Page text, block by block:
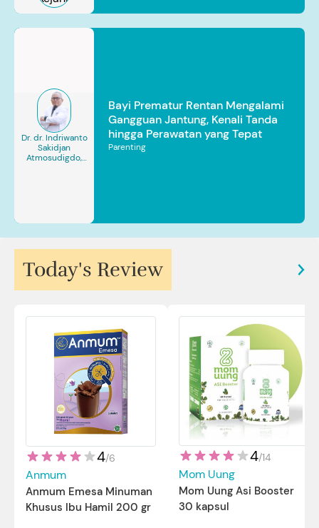
Dr. dr. Indriwanto
Sakidjan
Atmosudigdo,
Bayi Prematur Rentan Mengalami
Gangguan Jantung, Kenali Tanda
hingga Perawatan yang Tepat
Parenting
Today's Review
4/6
Anmum
Anmum Emesa Minuman
Khusus Ibu Hamil 200 gr
4/14
Mom Uung
Mom Uung Asi Booster
30 kapsul